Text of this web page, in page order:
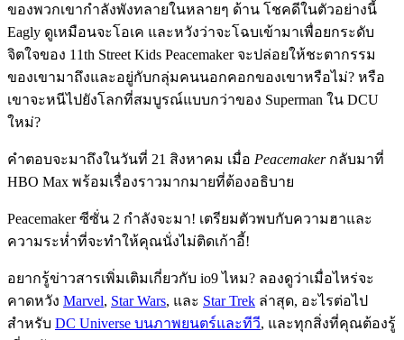
ของพวกเขากำลังพังทลายในหลายๆ ด้าน โชคดีในตัวอย่างนี้
Eagly ดูเหมือนจะโอเค และหวังว่าจะโฉบเข้ามาเพื่อยกระดับ
จิตใจของ 11th Street Kids Peacemaker จะปล่อยให้ชะตากรรม
ของเขามาถึงและอยู่กับกลุ่มคนนอกคอกของเขาหรือไม่? หรือ
เขาจะหนีไปยังโลกที่สมบูรณ์แบบกว่าของ Superman ใน DCU
ใหม่?
คำตอบจะมาถึงในวันที่ 21 สิงหาคม เมื่อ Peacemakerกลับมาที่
HBO Max พร้อมเรื่องราวมากมายที่ต้องอธิบาย
Peacemaker ซีซั่น 2 กำลังจะมา! เตรียมตัวพบกับความฮาและ
ความระห่ำที่จะทำให้คุณนั่งไม่ติดเก้าอี้!
อยากรู้ข่าวสารเพิ่มเติมเกี่ยวกับ io9 ไหม? ลองดูว่าเมื่อไหร่จะ
คาดหวัง Marvel, Star Wars, และ Star Trek ล่าสุด, อะไรต่อไป
สำหรับ DC Universe บนภาพยนตร์และทีวี, และทุกสิ่งที่คุณต้องรู้